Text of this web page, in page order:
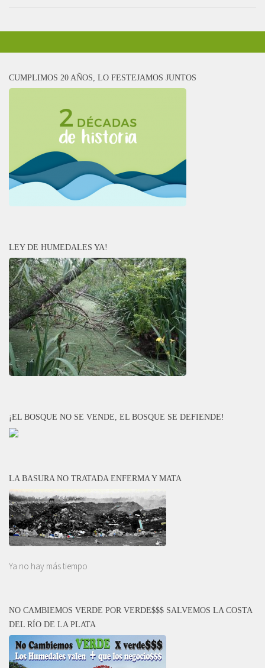
CUMPLIMOS 20 AÑOS, LO FESTEJAMOS JUNTOS
LEY DE HUMEDALES YA!
¡EL BOSQUE NO SE VENDE, EL BOSQUE SE DEFIENDE!
LA BASURA NO TRATADA ENFERMA Y MATA
Ya no hay más tiempo
NO CAMBIEMOS VERDE POR VERDE$$$ SALVEMOS LA COSTA
DEL RÍO DE LA PLATA